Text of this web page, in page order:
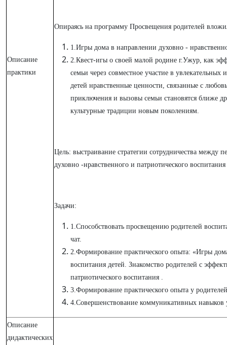
Описание
практики
Опираясь на программу Просвещения родителей
1.Игры дома в направлении духовно -
2.Квест-игы о своей малой родине г.Ужур, как
семьи через совместное участие в
детей нравственные ценности, связанные с
приключения и вызовы семьи становятся ближе
культурные традиции новым поколениям.
Цель: выстраивание стратегии сотрудничества между
духовно -нравственного и патриотического
Задачи:
1.Способствовать просвещению родителей
чат.
2.Формирование практического опыта: «Игры
воспитания детей. Знакомство родителей с
патриотического воспитания .
3.Формирование практического опыта у
4.Совершенствование коммуникативных навыков
Описание
дидактических